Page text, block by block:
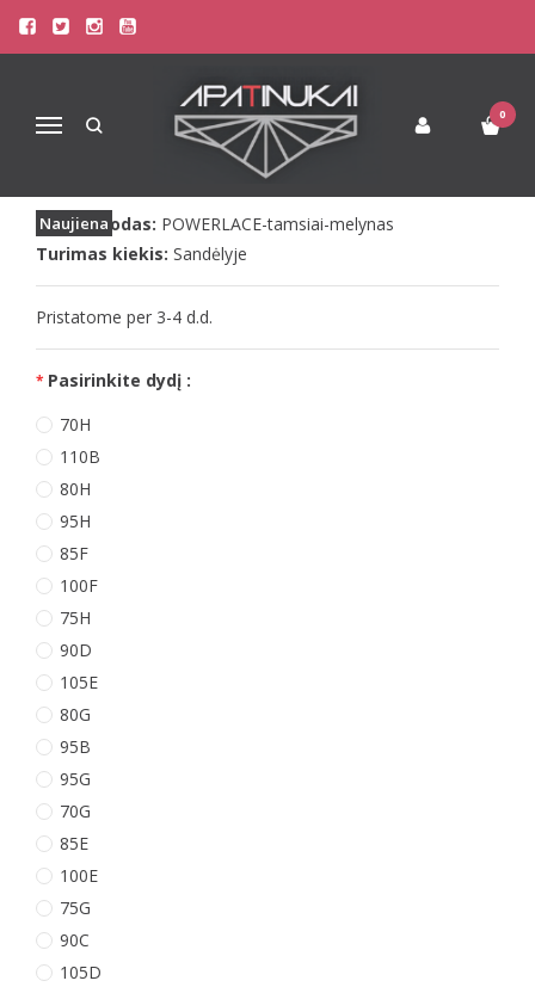
Navigacija
0
Pagrindinis Liemenėlės
Rosme didelių dydžių tamsiai mėlyna liemenėlė POWERLACE
ROSME DIDELIŲ DYDŽIŲ TAMSIAI
MĖLYNA LIEMENĖLĖ POWERLACE
Naujiena
Prekės kodas: POWERLACE-tamsiai-melynas
Turimas kiekis: Sandėlyje
Pristatome per 3-4 d.d.
Pasirinkite dydį :
70H
110B
80H
95H
85F
100F
75H
90D
105E
80G
95B
95G
70G
85E
100E
75G
90C
105D